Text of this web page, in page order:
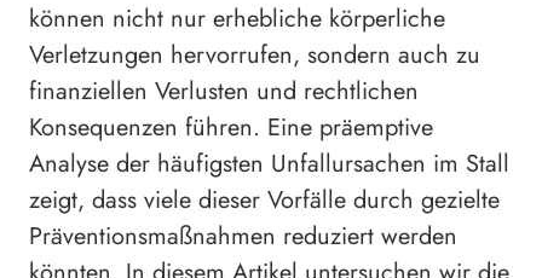
können nicht nur erhebliche körperliche
Verletzungen hervorrufen, sondern auch zu
finanziellen Verlusten und rechtlichen
Konsequenzen führen. Eine präemptive
Analyse der häufigsten Unfallursachen im Stall
zeigt, dass viele dieser Vorfälle durch gezielte
Präventionsmaßnahmen reduziert werden